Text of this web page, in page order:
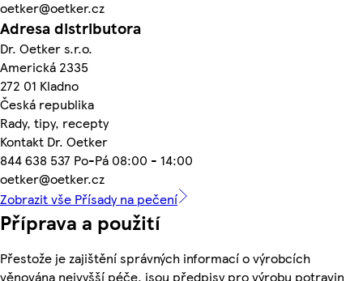
oetker@oetker.cz
Adresa distributora
Dr. Oetker s.r.o.
Americká 2335
272 01 Kladno
Česká republika
Rady, tipy, recepty
Kontakt Dr. Oetker
844 638 537 Po-Pá 08:00 - 14:00
oetker@oetker.cz
Zobrazit vše Přísady na pečení
Příprava a použití
Přestože je zajištění správných informací o výrobcích
věnována nejvyšší péče, jsou předpisy pro výrobu potravin